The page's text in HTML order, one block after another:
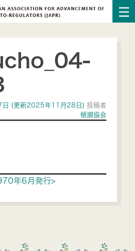
(更新2025年11月28日)投稿者
植調協会
年6月発行>